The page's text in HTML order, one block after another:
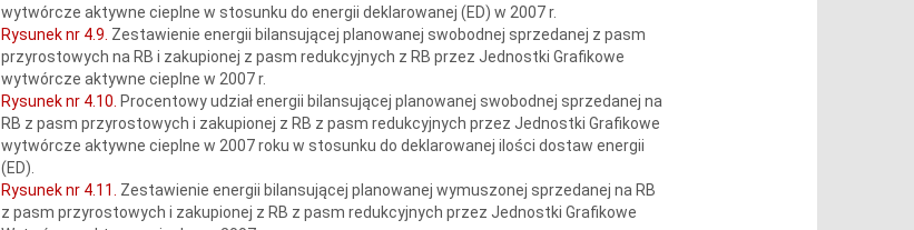
wytwórcze aktywne cieplne w stosunku do energii deklarowanej (ED) w 2007 r.
Rysunek nr 4.9. Zestawienie energii bilansującej planowanej swobodnej sprzedanej z pasm
przyrostowych na RB i zakupionej z pasm redukcyjnych z RB przez Jednostki Grafikowe
wytwórcze aktywne cieplne w 2007 r.
Rysunek nr 4.10. Procentowy udział energii bilansującej planowanej swobodnej sprzedanej na
RB z pasm przyrostowych i zakupionej z RB z pasm redukcyjnych przez Jednostki Grafikowe
wytwórcze aktywne cieplne w 2007 roku w stosunku do deklarowanej ilości dostaw energii
(ED).
Rysunek nr 4.11.
Zestawienie energii bilansującej planowanej wymuszonej sprzedanej na RB
z pasm przyrostowych i zakupionej z RB z pasm redukcyjnych przez Jednostki Grafikowe